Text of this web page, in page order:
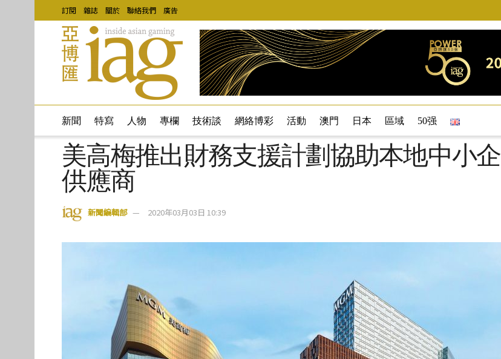
訂閱 雜誌 關於 聯絡我們 廣告
新聞 特寫 人物 專欄 技術談 網絡博彩 活動 澳門 日本 區域 50强
美高梅推出財務支援計劃協助本地中小企
供應商
新聞編輯部 2020年03月03日 10:39